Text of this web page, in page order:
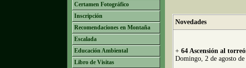
Certamen Fotográfico
Inscripción
Recomendaciones en Montaña
Escalada
Educación Ambiental
Libro de Visitas
Novedades
+ 64 Ascensión al
Domingo, 2 de agosto de